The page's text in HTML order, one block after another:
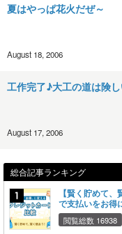
夏はやっぱ花火だぜ～
August 18, 2006
工作完了♪大工の道は険
August 17, 2006
総合記事ランキング
【賢く貯めて
で支払いをお得
閲覧総数 16938